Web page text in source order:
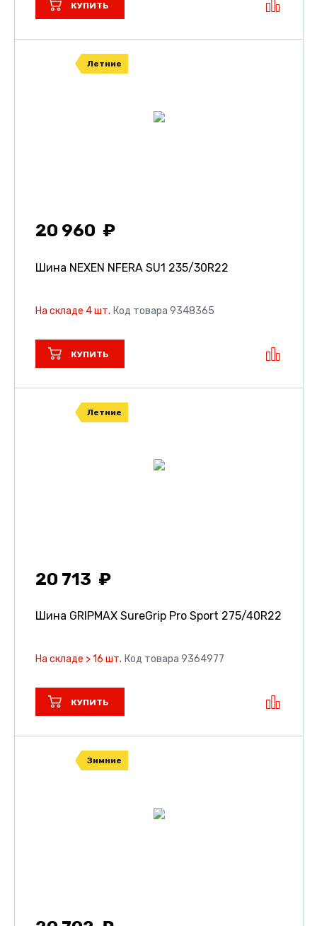
КУПИТЬ
Летние
20 960
Шина NEXEN NFERA SU1 235/30R22
На складе 4 шт. Код товара 9348365
КУПИТЬ
Летние
20 713
Шина GRIPMAX SureGrip Pro Sport 275/40R22
На складе > 16 шт. Код товара 9364977
КУПИТЬ
Зимние